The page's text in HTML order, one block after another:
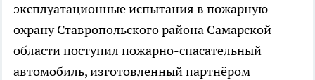
эксплуатационные испытания в пожарную
охрану Ставропольского района Самарской
области поступил пожарно-спасательный
автомобиль, изготовленный партнёром